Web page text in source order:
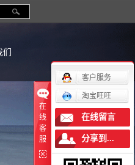
在
线
客
服
客户服务
淘宝旺旺
在线留言
分享到...